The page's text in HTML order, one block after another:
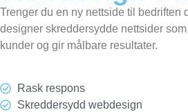
Trenger du en ny nettside til bedriften
designer skreddersydde nettsider
kunder og gir målbare resultater.
Rask respons
Skreddersydd webdesign